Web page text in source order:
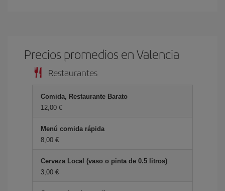
Precios promedios en Valencia
Restaurantes
Comida, Restaurante Barato
12,00 €
Menú comida rápida
8,00 €
Cerveza Local (vaso o pinta de 0.5 litros)
3,00 €